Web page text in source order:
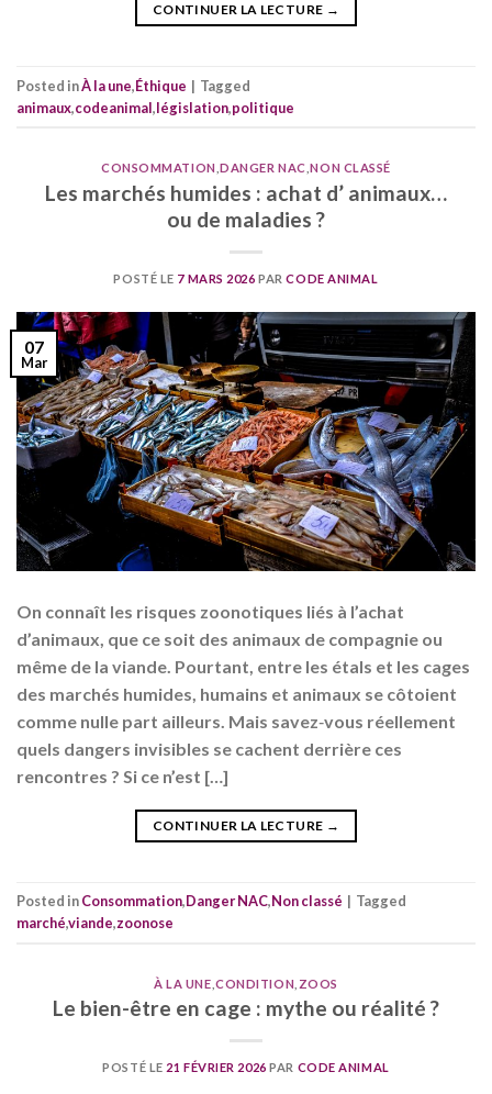
CONTINUER LA LECTURE →
Posted inÀ la une,Éthique | Tagged
animaux,codeanimal,législation,politique
CONSOMMATION ,DANGER NAC ,NON CLASSÉ
Les marchés humides : achat d’ animaux…
ou de maladies ?
POSTÉ LE 7 MARS 2026 PARCODE ANIMAL
07
Mar
On connaît les risques zoonotiques liés à l’achat
d’animaux, que ce soit des animaux de compagnie ou
même de la viande. Pourtant, entre les étals et les cages
des marchés humides, humains et animaux se côtoient
comme nulle part ailleurs. Mais savez‑vous réellement
quels dangers invisibles se cachent derrière ces
rencontres ? Si ce n’est […]
CONTINUER LA LECTURE →
Posted inConsommation,Danger NAC,Non classé | Tagged
marché,viande,zoonose
À LA UNE ,CONDITION ZOOS
Le bien-être en cage : mythe ou réalité ?
POSTÉ LE 21 FÉVRIER 2026 PAR CODE ANIMAL